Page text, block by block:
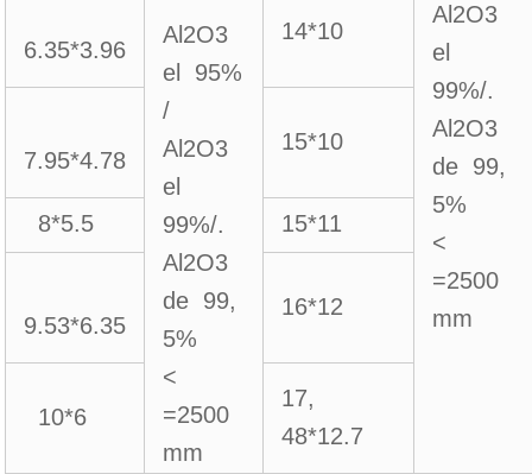
Al2O3
el
99%/.
Al2O3
de 99,
5%
<
=2500
mm
6.35*3.96
Al2O3
el 95%
/
Al2O3
el
99%/.
Al2O3
de 99,
5%
<
=2500
mm
14*10
7.95*4.78
15*10
8*5.5 15*11
9.53*6.35
16*12
10*6
17,
48*12.7